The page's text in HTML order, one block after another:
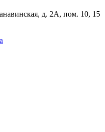
д. 2А, пом. 10, 15